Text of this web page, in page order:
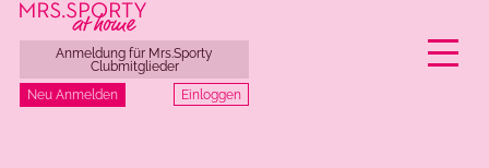
Anmeldung für Mrs.Sporty
Clubmitglieder
Neu Anmelden
Einloggen